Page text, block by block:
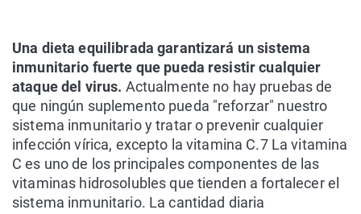
Una dieta equilibrada garantizará un sistema
inmunitario fuerte que pueda resistir cualquier
ataque del virus. Actualmente no hay pruebas de
que ningún suplemento pueda "reforzar" nuestro
sistema inmunitario y tratar o prevenir cualquier
infección vírica, excepto la vitamina C.7 La vitamina
C es uno de los principales componentes de las
vitaminas hidrosolubles que tienden a fortalecer el
sistema inmunitario. La cantidad diaria